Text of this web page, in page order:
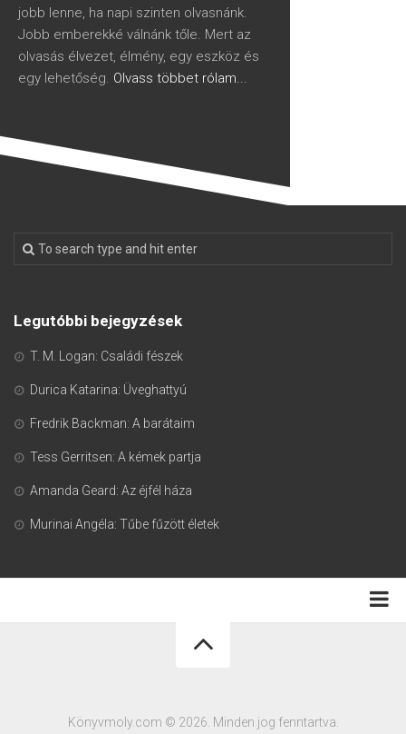
jobb lenne, ha napi szinten olvasnánk.
Jobb emberekké válnánk tőle. Mert az
olvasás élvezet, élmény, egy eszköz és
egy lehetőség. Olvass többet rólam...
Legutóbbi bejegyzések
T. M. Logan: Családi fészek
Durica Katarina: Üveghattyú
Fredrik Backman: A barátaim
Tess Gerritsen: A kémek partja
Amanda Geard: Az éjfél háza
Murinai Angéla: Tűbe fűzött életek
Könyvmoly.com © 2026. Minden jog fenntartva.